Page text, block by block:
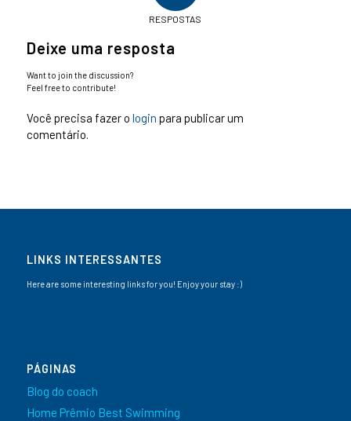
RESPOSTAS
Deixe uma resposta
Want to join the discussion?
Feel free to contribute!
Você precisa fazer o login para publicar um
comentário.
LINKS INTERESSANTES
Here are some interesting links for you! Enjoy your stay :)
PÁGINAS
Blog do coach
Home Prêmio Best Swimming